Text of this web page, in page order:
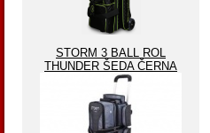
STORM 3 BALL ROL
THUNDER ŠEDA ČERNA